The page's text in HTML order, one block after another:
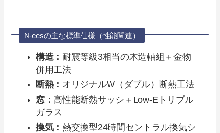
N-eesの主な標準仕様（性能関連）
構造： 耐震等級3相当の木造軸組＋金物
併用工法
断熱： オリジナルW（ダブル）断熱工法
窓： 高性能断熱サッシ＋Low-Eトリプル
ガラス
換気： 熱交換型24時間セントラル換気シ